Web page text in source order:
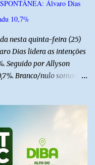
Álvaro Dias
10,7%
nesta quinta-feira (25)
Dias lidera as intenções
Seguido por Allyson
Branco/nulo somaram
2026. O levantamento
e nível de
2026